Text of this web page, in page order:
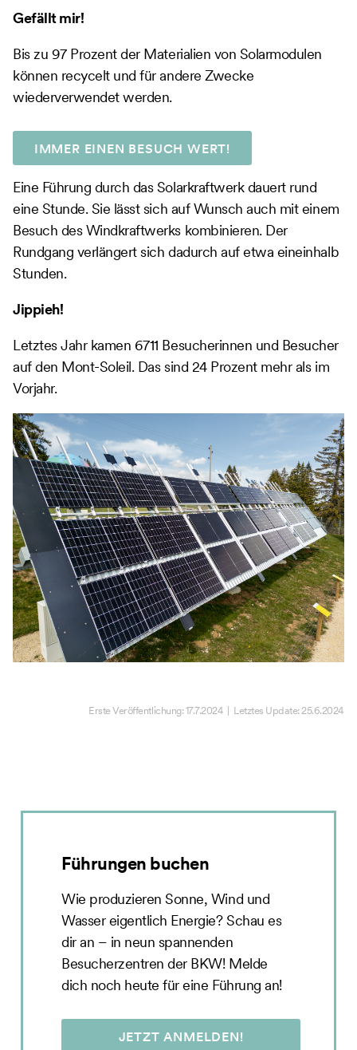
Gefällt mir!
Bis zu 97 Prozent der Materialien von Solarmodulen
können recycelt und für andere Zwecke
wiederverwendet werden.
IMMER EINEN BESUCH WERT!
Eine Führung durch das Solarkraftwerk dauert rund
eine Stunde. Sie lässt sich auf Wunsch auch mit einem
Besuch des Windkraftwerks kombinieren. Der
Rundgang verlängert sich dadurch auf etwa eineinhalb
Stunden.
Jippieh!
Letztes Jahr kamen 6711 Besucherinnen und Besucher
auf den Mont-Soleil. Das sind 24 Prozent mehr als im
Vorjahr.
Erste Veröffentlichung:17.7.2024 | Letztes Update:25.6.2024
Führungen buchen
Wie produzieren Sonne, Wind und
Wasser eigentlich Energie? Schau es
dir an – in neun spannenden
Besucherzentren der BKW! Melde
dich noch heute für eine Führung an!
JETZT ANMELDEN!